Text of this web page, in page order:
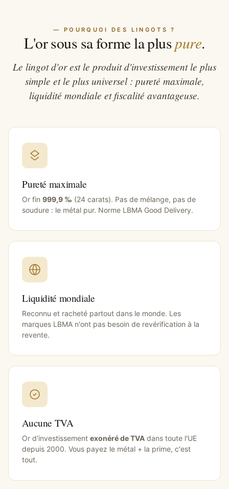
— POURQUOI DES LINGOTS ?
L'or sous sa forme la pluspure.
Le lingot d'or est le produit d'investissement le plus
simple et le plus universel : pureté maximale,
liquidité mondiale et fiscalité avantageuse.
Pureté maximale
Or fin999,9 ‰ (24 carats). Pas de mélange, pas de
soudure : le métal pur. Norme LBMA Good Delivery.
Liquidité mondiale
Reconnu et racheté partout dans le monde. Les
marques LBMA n'ont pas besoin de revérification à la
revente.
Aucune TVA
Or d'investissementexonéré de TVA dans toute l'UE
depuis 2000. Vous payez le métal + la prime, c'est
tout.